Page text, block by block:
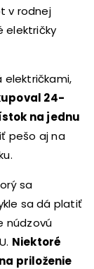
v rodnej
električky
električkami,
24-
na jednu
pešo aj na
sa
sa dá platiť
núdzovú
Niektoré
priloženie